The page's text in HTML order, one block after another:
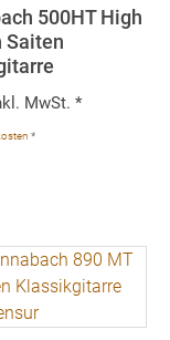
500HT High
Saiten
MwSt. *
*